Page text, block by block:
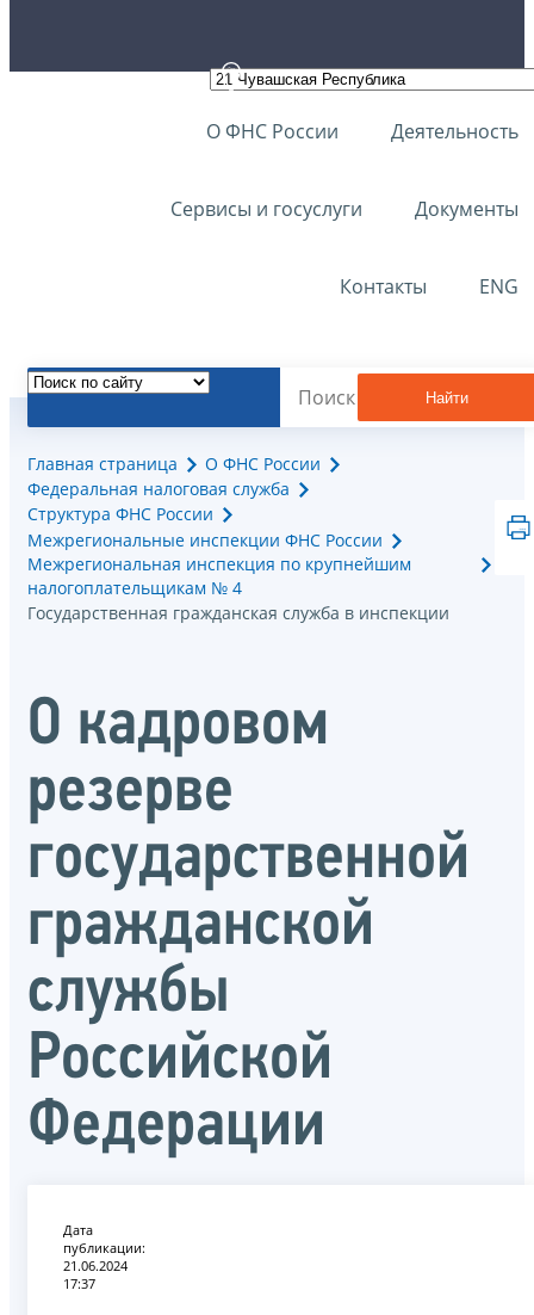
О ФНС России Деятельность
Сервисы и госуслуги Документы
Контакты ENG
Найти
Главная страница
О ФНС России
Федеральная налоговая служба
Структура ФНС России
Межрегиональные инспекции ФНС России
Межрегиональная инспекция по крупнейшим
налогоплательщикам № 4
Государственная гражданская служба в инспекции
О кадровом
резерве
государственной
гражданской
службы
Российской
Федерации
Дата
публикации:
21.06.2024
17:37